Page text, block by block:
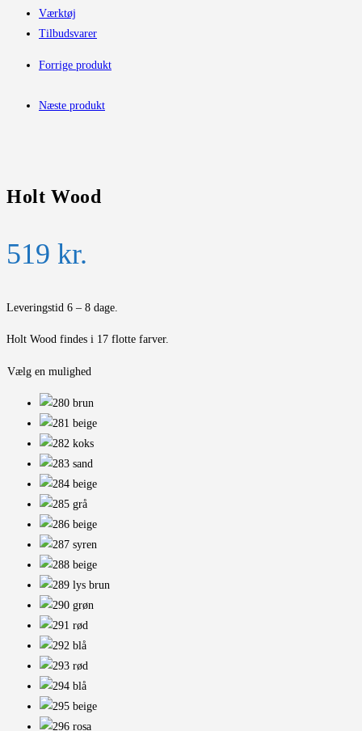
Værktøj
Tilbudsvarer
Forrige produkt
Næste produkt
Holt Wood
519 kr.
Leveringstid 6 – 8 dage.
Holt Wood findes i 17 flotte farver.
Vælg en mulighed